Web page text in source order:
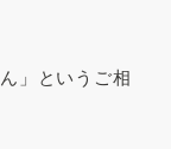
」というご相